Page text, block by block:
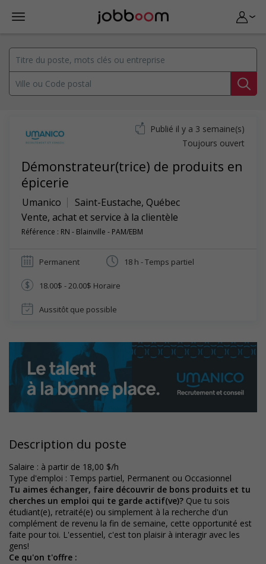
Démonstrateur(trice) de produits en
épicerie
Umanico Saint-Eustache, Québec
Vente, achat et service à la clientèle
Référence : RN - Blainville - PAM/EBM
Publié il y a 3 semaine(s)
Toujours ouvert
Permanent 18 h - Temps partiel
18.00$ - 20.00$ Horaire
Aussitôt que possible
Description du poste
Salaire : à partir de 18,00 $/h
Type d'emploi : Temps partiel, Permanent ou Occasionnel
Tu aimes échanger, faire découvrir de bons produits et tu
cherches un emploi qui te garde actif(ve)? Que tu sois
étudiant(e), retraité(e) ou simplement à la recherche d'un
complément de revenu la fin de semaine, cette opportunité est
faite pour toi. L'essentiel, c'est ton plaisir à interagir avec les
gens!
Ce qu'on t'offre :